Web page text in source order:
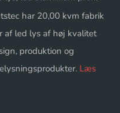
har 20,00 kvm fabrik
af led lys af høj kvalitet
produktion og
Læs